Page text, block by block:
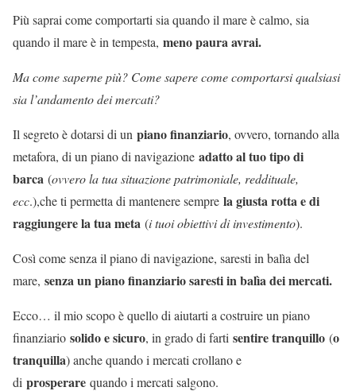
Più saprai come comportarti sia quando il mare è calmo, sia
quando il mare è in tempesta, meno paura avrai.
Ma come saperne più? Come sapere come comportarsi qualsiasi
sia l’andamento dei mercati?
Il segreto è dotarsi di un piano finanziario, ovvero, tornando alla
metafora, di un piano di navigazione adatto al tuo tipo di
barca (ovvero la tua situazione patrimoniale, reddituale,
ecc.),che ti permetta di mantenere sempre la giusta rotta e di
raggiungere la tua meta (i tuoi obiettivi di investimento).
Così come senza il piano di navigazione, saresti in balìa del
mare, senza un piano finanziario saresti in balìa dei mercati.
Ecco… il mio scopo è quello di aiutarti a costruire un piano
finanziario solido e sicuro, in grado di farti sentire tranquillo (o
tranquilla) anche quando i mercati crollano e
di prosperare quando i mercati salgono.